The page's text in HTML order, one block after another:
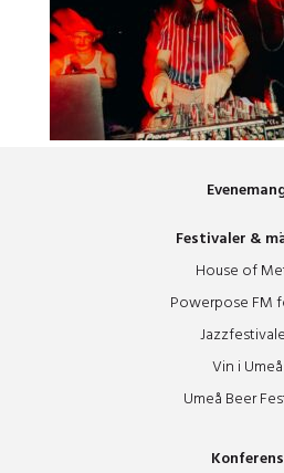
Festivaler &
House of
Powerpose FM
Vin i Umeå
Umeå Beer
Konferens